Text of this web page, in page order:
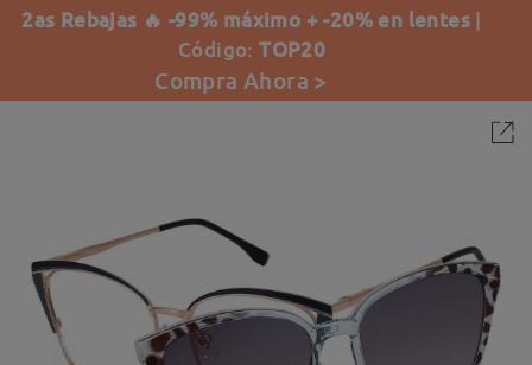
2as Rebajas 🔥 -99% máximo + -20% en lentes |
Código:TOP20
Compra Ahora >